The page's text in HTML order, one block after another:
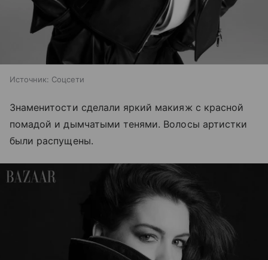
Источник: Соцсети
Знаменитости сделали яркий макияж с красной
помадой и дымчатыми тенями. Волосы артистки
были распущены.